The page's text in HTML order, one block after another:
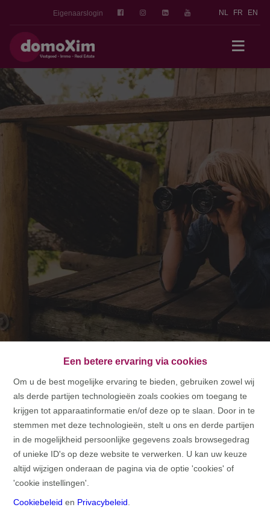
Een betere ervaring via cookies
Om u de best mogelijke ervaring te bieden, gebruiken zowel wij
als derde partijen technologieën zoals cookies om toegang te
krijgen tot apparaatinformatie en/of deze op te slaan. Door in te
stemmen met deze technologieën, stelt u ons en derde partijen
in de mogelijkheid persoonlijke gegevens zoals browsegedrag
of unieke ID's op deze website te verwerken. U kan uw keuze
altijd wijzigen onderaan de pagina via de optie 'cookies' of
'cookie instellingen'.
Cookiebeleid en Privacybeleid
Eigenaarslogin NL FR EN
HOME
HOME